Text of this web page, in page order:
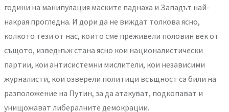
години на манипулация маските паднаха и Западът най-
накрая прогледна. И дори да не виждат толкова ясно,
колкото тези от нас, които сме преживели половин век от
същото, изведнъж стана ясно кои националистически
партии, кои антисистемни мислители, кои независими
журналисти, кои озверели политици всъщност са били на
разположение на Путин, за да атакуват, подкопават и
унищожават либералните демокрации.